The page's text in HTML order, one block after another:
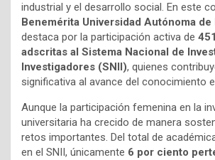
industrial y el desarrollo social. En este
Benemérita Universidad Autónoma de
destaca por la participación activa de
adscritas al Sistema Nacional de
Investigadores (SNII), quienes
significativa al avance del conocimiento
Aunque la participación femenina en la
universitaria ha crecido de manera
retos importantes. Del total de
en el SNII, únicamente 6 por ciento